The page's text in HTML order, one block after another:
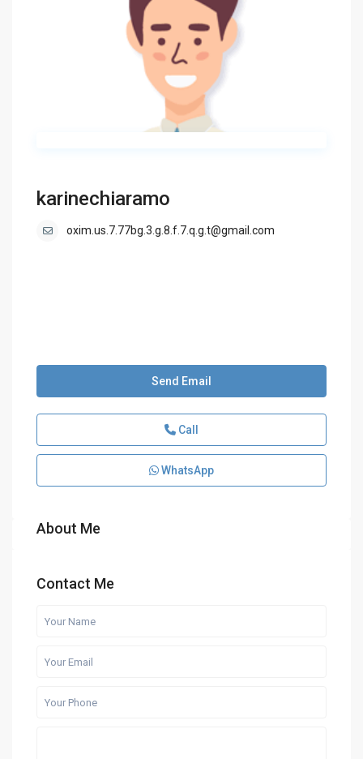
karinechiaramo
oxim.us.7.77bg.3.g.8.f.7.q.g.t@gmail.com
Send Email
Call
WhatsApp
About Me
Contact Me